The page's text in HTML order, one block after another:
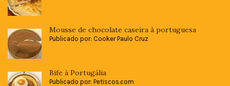
Mousse de chocolate caseira à portuguesa
Publicado por: Cooker Paulo Cruz
Bife à Portugália
Publicado por: Petiscos.com